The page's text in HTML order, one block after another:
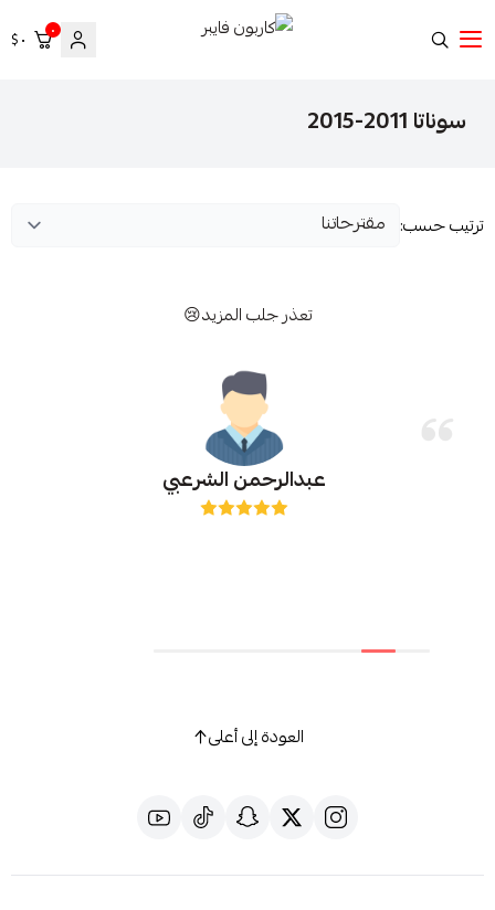
٠ ٠ $
سوناتا 2011-2015
ترتيب حسب:
تعذر جلب المزيد😢
عبدالرحمن الشرعبي
العودة إلى أعلى